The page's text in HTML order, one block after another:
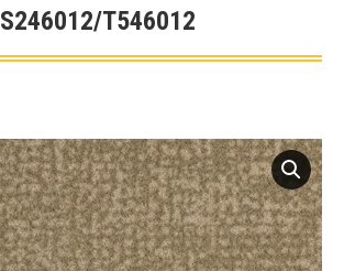
S246012/T546012